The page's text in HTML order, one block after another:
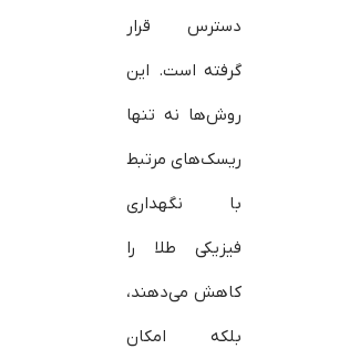
دسترس قرار
گرفته است. این
روش‌ها نه تنها
ریسک‌های مرتبط
با نگهداری
فیزیکی طلا را
کاهش می‌دهند،
بلکه امکان